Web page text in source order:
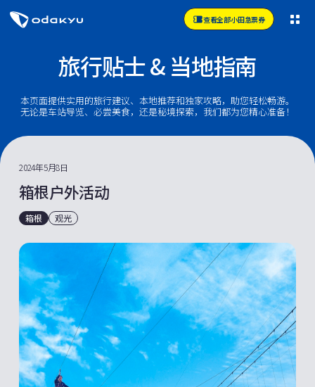
查看全部小田急票券
旅行贴士 & 当地指南
本页面提供实用的旅行建议、本地推荐和独家攻略，助您轻松畅游。
无论是车站导览、必尝美食，还是秘境探索，我们都为您精心准备！
2024年5月8日
箱根户外活动
箱根 观光